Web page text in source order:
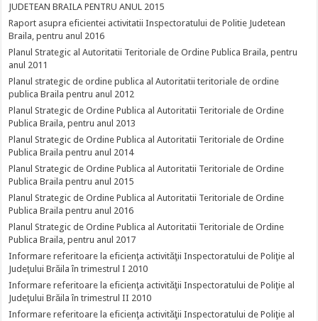
JUDETEAN BRAILA PENTRU ANUL 2015
Raport asupra eficientei activitatii Inspectoratului de Politie Judetean
Braila, pentru anul 2016
Planul Strategic al Autoritatii Teritoriale de Ordine Publica Braila, pentru
anul 2011
Planul strategic de ordine publica al Autoritatii teritoriale de ordine
publica Braila pentru anul 2012
Planul Strategic de Ordine Publica al Autoritatii Teritoriale de Ordine
Publica Braila, pentru anul 2013
Planul Strategic de Ordine Publica al Autoritatii Teritoriale de Ordine
Publica Braila pentru anul 2014
Planul Strategic de Ordine Publica al Autoritatii Teritoriale de Ordine
Publica Braila pentru anul 2015
Planul Strategic de Ordine Publica al Autoritatii Teritoriale de Ordine
Publica Braila pentru anul 2016
Planul Strategic de Ordine Publica al Autoritatii Teritoriale de Ordine
Publica Braila, pentru anul 2017
Informare referitoare la eficienţa activităţii Inspectoratului de Poliţie al
Judeţului Brăila în trimestrul I 2010
Informare referitoare la eficienţa activităţii Inspectoratului de Poliţie al
Judeţului Brăila în trimestrul II 2010
Informare referitoare la eficienţa activităţii Inspectoratului de Poliţie al